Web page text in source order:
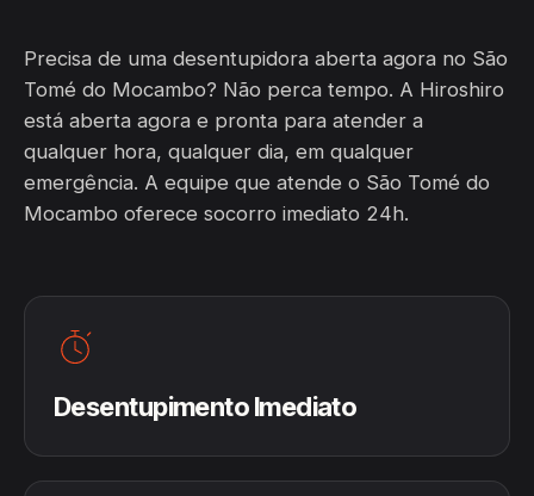
Precisa de uma desentupidora aberta agora no São
Tomé do Mocambo? Não perca tempo. A Hiroshiro
está aberta agora e pronta para atender a
qualquer hora, qualquer dia, em qualquer
emergência. A equipe que atende o São Tomé do
Mocambo oferece socorro imediato 24h.
Desentupimento Imediato